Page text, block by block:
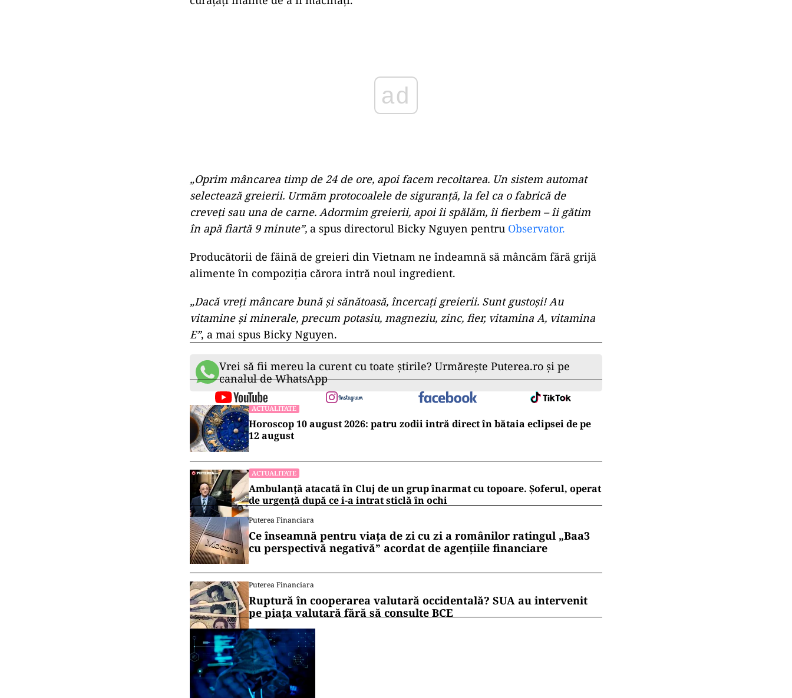
ad
„Oprim mâncarea timp de 24 de ore, apoi facem recoltarea. Un sistem automat
selectează greierii. Urmăm protocoalele de siguranţă, la fel ca o fabrică de
creveţi sau una de carne. Adormim greierii, apoi îi spălăm, îi fierbem – îi gătim
în apă fiartă 9 minute”, a spus directorul Bicky Nguyen pentru Observator.
Producătorii de făină de greieri din Vietnam ne îndeamnă să mâncăm fără grijă
alimente în compoziţia cărora intră noul ingredient.
„Dacă vreţi mâncare bună şi sănătoasă, încercaţi greierii. Sunt gustoşi! Au
vitamine şi minerale, precum potasiu, magneziu, zinc, fier, vitamina A, vitamina
E”, a mai spus Bicky Nguyen.
Vrei să fii mereu la curent cu toate știrile? Urmărește Puterea.ro și pe
canalul de WhatsApp
ACTUALITATE
Horoscop 10 august 2026: patru zodii intră direct în bătaia eclipsei de pe
12 august
ACTUALITATE
Ambulanță atacată în Cluj de un grup înarmat cu topoare. Șoferul, operat
de urgență după ce i-a intrat sticlă în ochi
Puterea Financiara
Ce înseamnă pentru viața de zi cu zi a românilor ratingul „Baa3
cu perspectivă negativă” acordat de agențiile financiare
Puterea Financiara
Ruptură în cooperarea valutară occidentală? SUA au intervenit
pe piața valutară fără să consulte BCE